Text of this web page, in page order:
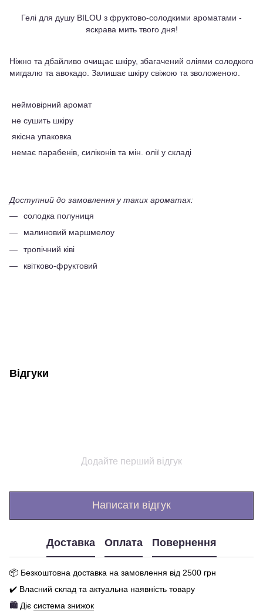
Гелі для душу BILOU з фруктово-солодкими ароматами -
яскрава мить твого дня!
Ніжно та дбайливо очищає шкіру, збагачений оліями солодкого
мигдалю та авокадо. Залишає шкіру свіжою та зволоженою.
неймовірний аромат
не сушить шкіру
якісна упаковка
немає парабенів, силіконів та мін. олії у складі
Доступний до замовлення у таких ароматах:
солодка полуниця
малиновий маршмелоу
тропічний ківі
квітково-фруктовий
Відгуки
Додайте перший відгук
Написати відгук
Доставка Оплата Повернення
📦 Безкоштовна доставка на замовлення від 2500 грн
✔️ Власний склад та актуальна наявність товару
🛍️ Діє система знижок